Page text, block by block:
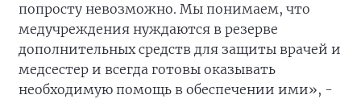
попросту невозможно. Мы понимаем, что
медучреждения нуждаются в резерве
дополнительных средств для защиты врачей и
медсестер и всегда готовы оказывать
необходимую помощь в обеспечении ими», -